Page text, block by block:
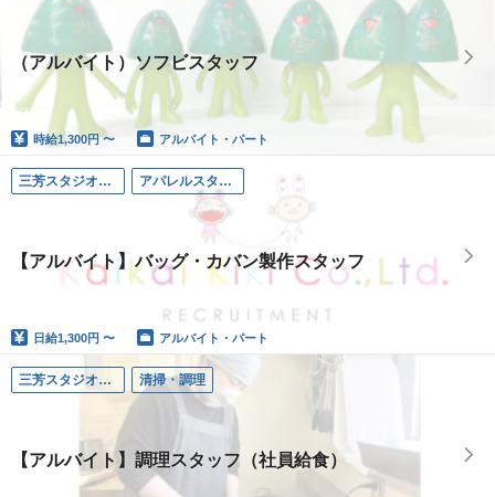
（アルバイト）ソフビスタッフ
時給1,300円 〜 アルバイト・パート
三芳スタジオ（埼玉） アパレルスタッフ
【アルバイト】バッグ・カバン製作スタッフ
日給1,300円 〜 アルバイト・パート
三芳スタジオ（埼玉） 清掃・調理
【アルバイト】調理スタッフ（社員給食）